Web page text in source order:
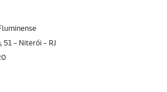
51 - Niterói - RJ